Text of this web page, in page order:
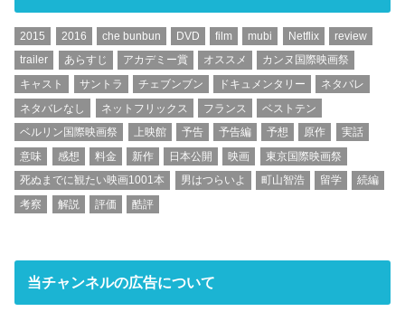
2015 2016 che bunbun DVD film mubi Netflix
review
trailer
あらすじ アカデミー賞 オススメ
カンヌ国際映画祭
キャスト
サントラ チェブンブン ドキュメンタリー
ネタバレ
ネタバレなし
ネットフリックス フランス
ベストテン
ベルリン国際映画祭
上映館 予告 予告編 予想 原作
実話
意味
感想 料金 新作 日本公開 映画
東京国際映画祭
死ぬまでに観たい映画1001本
男はつらいよ 町山智浩 留学
続編
考察
解説 評価 酷評
当チャンネルの広告について